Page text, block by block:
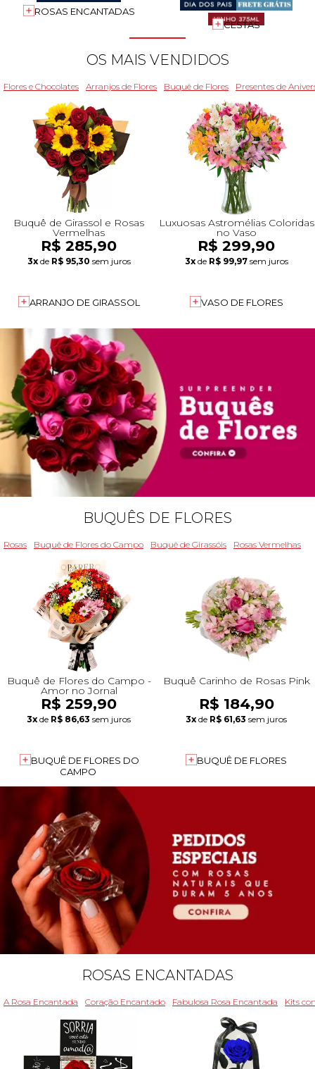
+Presentes com Flores
+Presentes por Ocasião
+Presentes para Família
+Presentes para Todos
+Tipo de Cesta
+Tipos de Buquês
+Tipos de Arranjos
+Tipos de Flores
+Por Cores
+Cidades do Sul
+Cidades do Sudeste
+Cidades do Norte
+Cidades do Nordeste
ROSAS ENCANTADAS
CESTAS
OS MAIS VENDIDOS
Flores e Chocolates Arranjos de Flores Buquê de Flores Presentes de
Buquê de Girassol e Rosas
Vermelhas
R$ 285,90
3x de R$ 95,30 sem juros
ARRANJO DE GIRASSOL
Luxuosas Astromélias Coloridas
no Vaso
R$ 299,90
3x de R$ 99,97sem juros
VASO DE FLORES
BUQUÊS DE FLORES
Rosas Buquê de Flores do Campo Buquê de Girassóis Rosas Vermelhas
Buquê de Flores do Campo -
Amor no Jornal
R$ 259,90
3x de R$ 86,63 sem juros
BUQUÊ DE FLORES DO
CAMPO
Buquê Carinho de Rosas Pink
R$ 184,90
3x de R$ 61,63 sem juros
BUQUÊ DE FLORES
ROSAS ENCANTADAS
A Rosa Encantada Coração Encantado Fabulosa Rosa Encantada Kits